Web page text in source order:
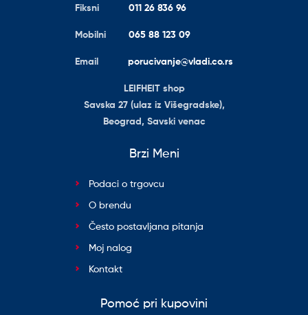
Fiksni 011 26 836 96
Mobilni 065 88 123 09
Email porucivanje@vladi.co.rs
LEIFHEIT shop
Savska 27 (ulaz iz Višegradske),
Beograd, Savski venac
Brzi Meni
Podaci o trgovcu
O brendu
Često postavljana pitanja
Moj nalog
Kontakt
Pomoć pri kupovini